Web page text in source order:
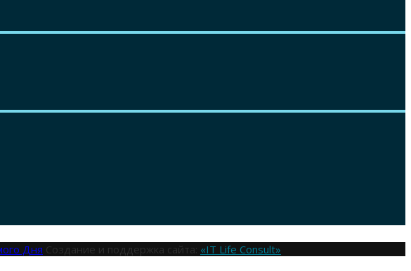
Дня Создание и поддержка сайта: «IT Life Consult»